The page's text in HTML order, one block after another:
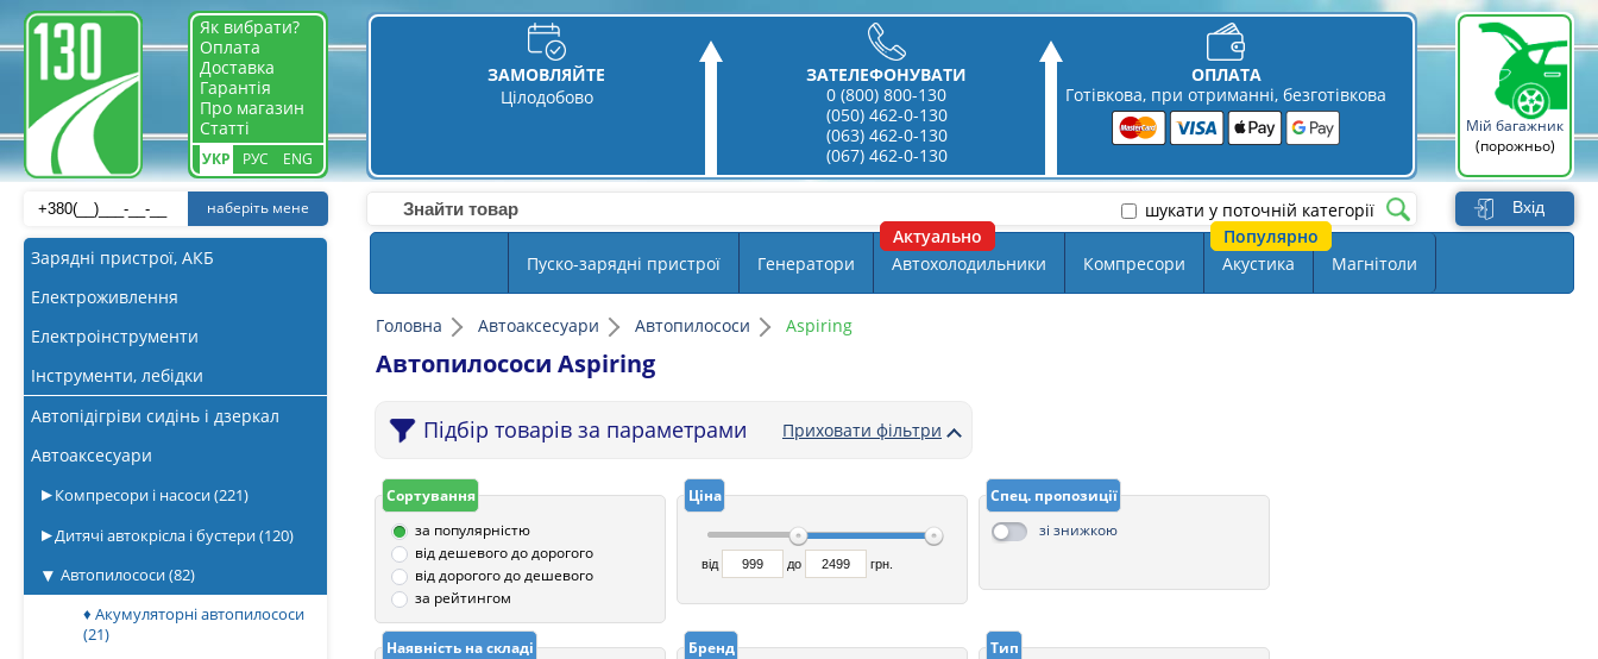
Як вибрати?
Оплата
Доставка
Гарантія
Про магазин
Статті
УКР РУС ENG
наберіть мене
ЗАМОВЛЯЙТЕ
Цілодобово
ЗАТЕЛЕФОНУВАТИ
0 (800) 800-130
(050) 462-0-130
(063) 462-0-130
(067) 462-0-130
ОПЛАТА
Готівкова, при отриманні, безготівкова
шукати у поточній категорії
Мій багажник
(порожньо)
Вхід
Зарядні пристрої, АКБ
Електроживлення
Електроінструменти
Інструменти, лебідки
Автопідігріви сидінь і дзеркал
Автоаксесуари
Компресори і насоси(221)
Дитячі автокрісла і бустери(120)
Автопилососи(82)
♦ Акумуляторні автопилососи
(21)
Пуско-зарядні пристрої Генератори Автохолодильники Компресори Акустика Магнітоли
Головна Автоаксесуари Автопилососи Aspiring
Автопилососи Aspiring
Підбір товарів за параметрами Приховати фільтри
Сортування
за популярністю
від дешевого до дорогого
від дорогого до дешевого
за рейтингом
Ціна
від до грн.
Спец. пропозиції
зі знижкою
Наявність на складі
Бренд
Тип